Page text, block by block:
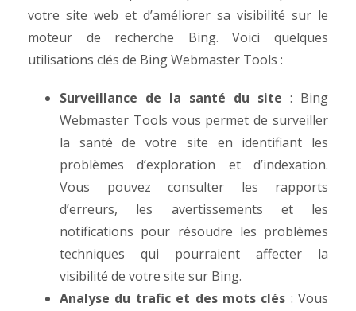
votre site web et d’améliorer sa visibilité sur le
moteur de recherche Bing. Voici quelques
utilisations clés de Bing Webmaster Tools :
Surveillance de la santé du site : Bing
Webmaster Tools vous permet de surveiller
la santé de votre site en identifiant les
problèmes d’exploration et d’indexation.
Vous pouvez consulter les rapports
d’erreurs, les avertissements et les
notifications pour résoudre les problèmes
techniques qui pourraient affecter la
visibilité de votre site sur Bing.
Analyse du trafic et des mots clés : Vous